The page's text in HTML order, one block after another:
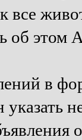
этом
в